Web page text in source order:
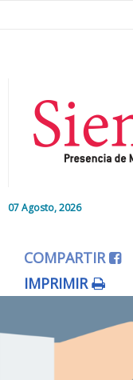
07 Agosto, 2026
Editorial
COMPARTIR
IMPRIMIR